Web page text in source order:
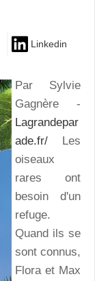
Linkedin
Par Sylvie
Gagnère -
Lagrandepar
ade.fr/ Les
oiseaux
rares ont
besoin d'un
refuge.
Quand ils se
sont connus,
Flora et Max